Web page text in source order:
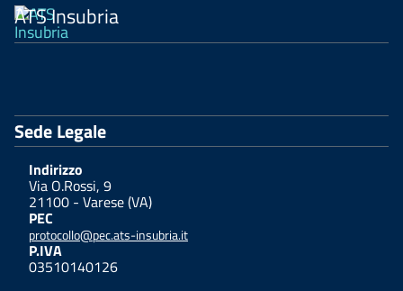
ATS Insubria
Sede Legale
Indirizzo
Via O.Rossi, 9
21100 - Varese (VA)
PEC
protocollo@pec.ats-insubria.it
P.IVA
03510140126